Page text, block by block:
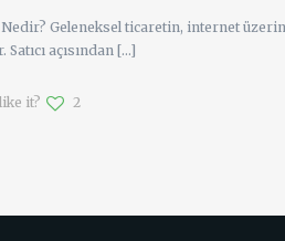
Geleneksel ticaretin, internet
açısından […]
it? 2